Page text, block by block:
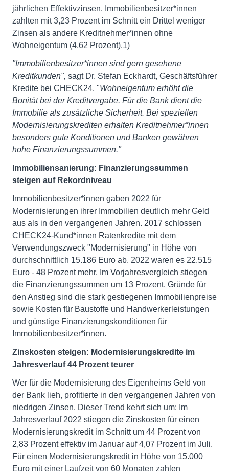
jährlichen Effektivzinsen. Immobilienbesitzer*innen
zahlten mit 3,23 Prozent im Schnitt ein Drittel weniger
Zinsen als andere Kreditnehmer*innen ohne
Wohneigentum (4,62 Prozent).1)
"Immobilienbesitzer*innen sind gern gesehene
Kreditkunden", sagt Dr. Stefan Eckhardt, Geschäftsführer
Kredite bei CHECK24. "Wohneigentum erhöht die
Bonität bei der Kreditvergabe. Für die Bank dient die
Immobilie als zusätzliche Sicherheit. Bei speziellen
Modernisierungskrediten erhalten Kreditnehmer*innen
besonders gute Konditionen und Banken gewähren
hohe Finanzierungssummen."
Immobiliensanierung: Finanzierungssummen
steigen auf Rekordniveau
Immobilienbesitzer*innen gaben 2022 für
Modernisierungen ihrer Immobilien deutlich mehr Geld
aus als in den vergangenen Jahren. 2017 schlossen
CHECK24-Kund*innen Ratenkredite mit dem
Verwendungszweck "Modernisierung" in Höhe von
durchschnittlich 15.186 Euro ab. 2022 waren es 22.515
Euro - 48 Prozent mehr. Im Vorjahresvergleich stiegen
die Finanzierungssummen um 13 Prozent. Gründe für
den Anstieg sind die stark gestiegenen Immobilienpreise
sowie Kosten für Baustoffe und Handwerkerleistungen
und günstige Finanzierungskonditionen für
Immobilienbesitzer*innen.
Zinskosten steigen: Modernisierungskredite im
Jahresverlauf 44 Prozent teurer
Wer für die Modernisierung des Eigenheims Geld von
der Bank lieh, profitierte in den vergangenen Jahren von
niedrigen Zinsen. Dieser Trend kehrt sich um: Im
Jahresverlauf 2022 stiegen die Zinskosten für einen
Modernisierungskredit im Schnitt um 44 Prozent von
2,83 Prozent effektiv im Januar auf 4,07 Prozent im Juli.
Für einen Modernisierungskredit in Höhe von 15.000
Euro mit einer Laufzeit von 60 Monaten zahlen